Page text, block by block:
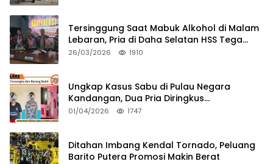
Tersinggung Saat Mabuk Alkohol di Malam
Lebaran, Pria di Daha Selatan HSS Tega
Tusuk Teman Sendiri
26/03/2026 1910
Ungkap Kasus Sabu di Pulau Negara
Kandangan, Dua Pria Diringkus
Satresnarkoba HSS
01/04/2026 1747
Ditahan Imbang Kendal Tornado, Peluang
Barito Putera Promosi Makin Berat